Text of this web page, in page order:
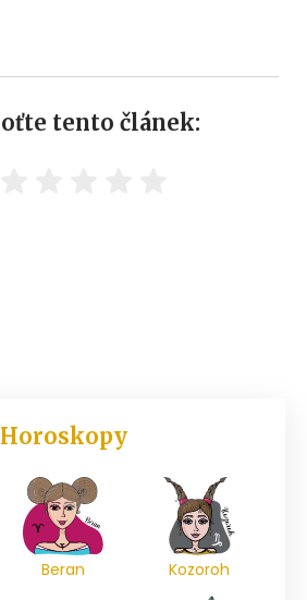
tento článek:
Horoskopy
Beran Kozoroh